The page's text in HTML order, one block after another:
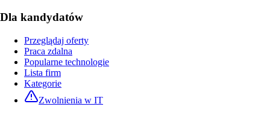
Dla kandydatów
Przeglądaj oferty
Praca zdalna
Popularne technologie
Lista firm
Kategorie
Zwolnienia w IT